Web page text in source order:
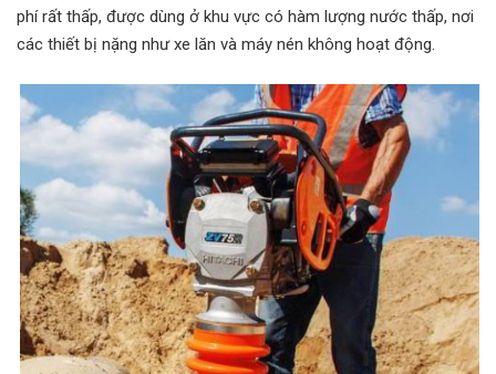
phí rất thấp, được dùng ở khu vực có hàm lượng nước thấp, nơi
các thiết bị nặng như xe lăn và máy nén không hoạt động.